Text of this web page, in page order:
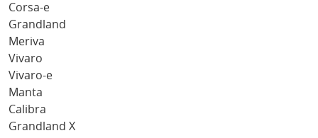
Corsa-e
Grandland
Meriva
Vivaro
Vivaro-e
Manta
Calibra
Grandland X